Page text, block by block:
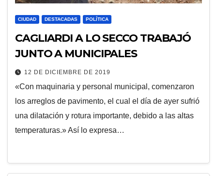
CIUDAD DESTACADAS POLÍTICA
CAGLIARDI A LO SECCO TRABAJÓ
JUNTO A MUNICIPALES
12 DE DICIEMBRE DE 2019
«Con maquinaria y personal municipal, comenzaron
los arreglos de pavimento, el cual el día de ayer sufrió
una dilatación y rotura importante, debido a las altas
temperaturas.» Así lo expresa…